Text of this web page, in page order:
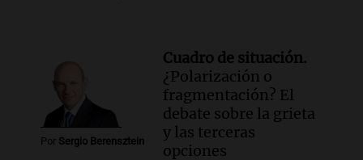
Por Sergio Berensztein
Cuadro de situación.
¿Polarización o
fragmentación? El
debate sobre la grieta
y las terceras
opciones